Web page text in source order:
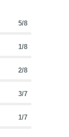
5/8
1/8
2/8
3/7
1/7